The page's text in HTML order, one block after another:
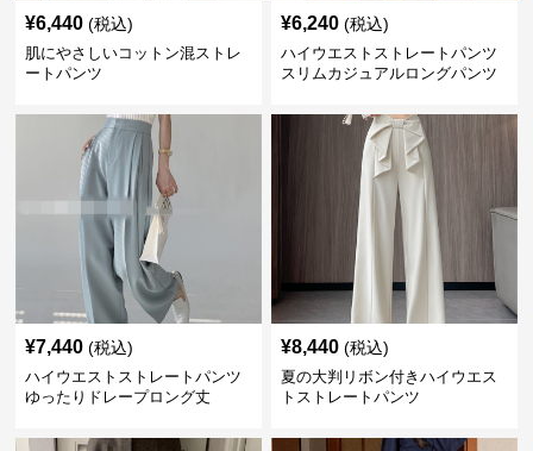
¥6,440 (税込)
肌にやさしいコットン混ストレ
ートパンツ
¥6,240 (税込)
ハイウエストストレートパンツ
スリムカジュアルロングパンツ
¥7,440 (税込)
ハイウエストストレートパンツ
ゆったりドレープロング丈
¥8,440 (税込)
夏の大判リボン付きハイウエス
トストレートパンツ